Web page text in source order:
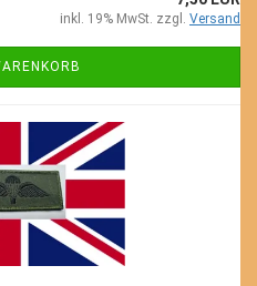
inkl. 19% MwSt. zzgl. Versand